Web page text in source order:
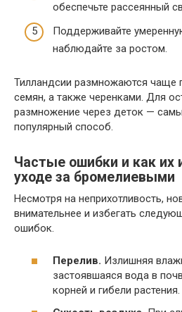
обеспечьте рассеянный
Поддерживайте
наблюдайте за ростом.
Тилландсии размножаются чаще
семян, а также черенками. Для
размножение через деток —
популярный способ.
Частые ошибки и как их
уходе за бромелиевыми
Несмотря на неприхотливость,
внимательнее и избегать
ошибок.
Перелив. Излишняя
застоявшаяся вода в
корней и гибели растения.